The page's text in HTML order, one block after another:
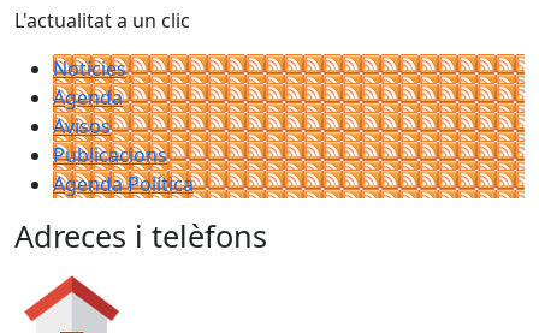
L'actualitat a un clic
Notícies
Agenda
Avisos
Publicacions
Agenda Política
Adreces i telèfons